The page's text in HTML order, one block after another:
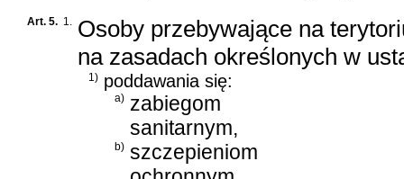
Art. 5. 1. Osoby przebywające na
na zasadach określonych w
1) poddawania się:
a) zabiegom
sanitarnym,
b) szczepieniom